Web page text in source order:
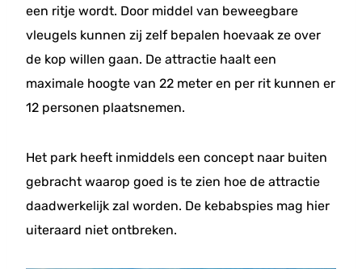
een ritje wordt. Door middel van beweegbare
vleugels kunnen zij zelf bepalen hoevaak ze over
de kop willen gaan. De attractie haalt een
maximale hoogte van 22 meter en per rit kunnen er
12 personen plaatsnemen.
Het park heeft inmiddels een concept naar buiten
gebracht waarop goed is te zien hoe de attractie
daadwerkelijk zal worden. De kebabspies mag hier
uiteraard niet ontbreken.